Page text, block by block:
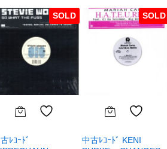
SOLD
ﾚｺｰﾄﾞ
SOLD
中古ﾚｺｰﾄﾞ KENI